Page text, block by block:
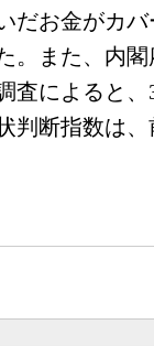
だお金がカ
。
また、内
査によると、
判断指数は、